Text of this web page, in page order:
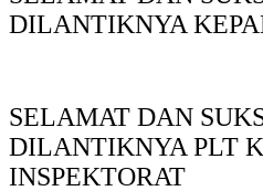
DILANTIKNYA
SELAMAT DAN
DILANTIKNYA PLT
INSPEKTORAT